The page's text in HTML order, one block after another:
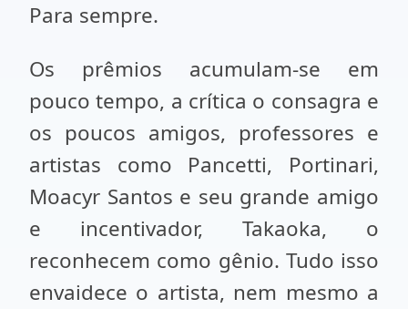
Para sempre.
Os prêmios acumulam-se em
pouco tempo, a crítica o consagra e
os poucos amigos, professores e
artistas como Pancetti, Portinari,
Moacyr Santos e seu grande amigo
e incentivador, Takaoka, o
reconhecem como gênio. Tudo isso
envaidece o artista, nem mesmo a